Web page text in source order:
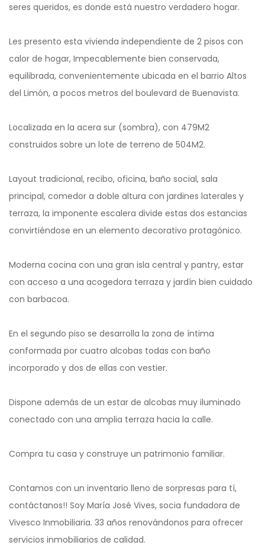
seres queridos, es donde está nuestro verdadero hogar.
Les presento esta vivienda independiente de 2 pisos con
calor de hogar, Impecablemente bien conservada,
equilibrada, convenientemente ubicada en el barrio Altos
del Limón, a pocos metros del boulevard de Buenavista.
Localizada en la acera sur (sombra), con 479M2
construidos sobre un lote de terreno de 504M2.
Layout tradicional, recibo, oficina, baño social, sala
principal, comedor a doble altura con jardines laterales y
terraza, la imponente escalera divide estas dos estancias
convirtiéndose en un elemento decorativo protagónico.
Moderna cocina con una gran isla central y pantry, estar
con acceso a una acogedora terraza y jardín bien cuidado
con barbacoa.
En el segundo piso se desarrolla la zona de íntima
conformada por cuatro alcobas todas con baño
incorporado y dos de ellas con vestier.
Dispone además de un estar de alcobas muy iluminado
conectado con una amplia terraza hacia la calle.
Compra tu casa y construye un patrimonio familiar.
Contamos con un inventario lleno de sorpresas para tí,
contáctanos!! Soy María José Vives, socia fundadora de
Vivesco Inmobiliaria. 33 años renovándonos para ofrecer
servicios inmobiliarios de calidad.